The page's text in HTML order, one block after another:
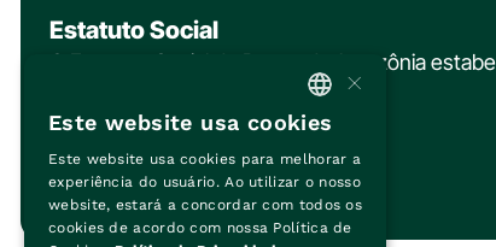
Estatuto Social
O Estatuto Social do Banco da Amazônia
PORTUGUESE
ENGLISH
×
Este website usa cookies
Este website usa cookies para melhorar a
experiência do usuário. Ao utilizar o nosso
website, estará a concordar com todos os
cookies de acordo com nossa Política de